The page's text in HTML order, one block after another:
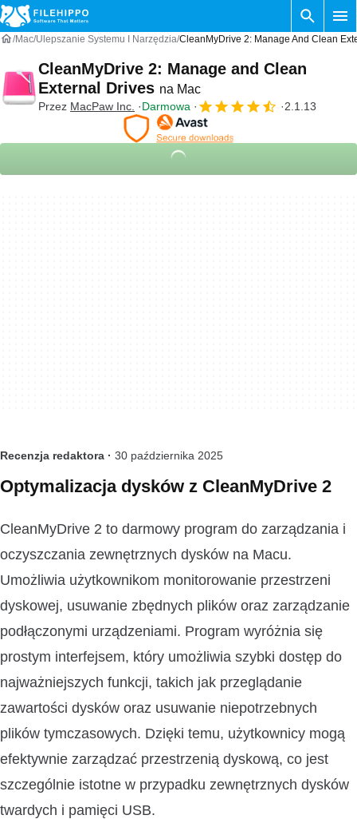
Mac Ulepszanie Systemu I Narzędzia CleanMyDrive 2: Manage And Clean
CleanMyDrive 2: Manage and Clean
External Drives na Mac
Przez MacPaw Inc. Darmowa 2.1.13
Recenzja redaktora · 30 października 2025
Optymalizacja dysków z CleanMyDrive 2
CleanMyDrive 2 to darmowy program do zarządzania i
oczyszczania zewnętrznych dysków na Macu.
Umożliwia użytkownikom monitorowanie przestrzeni
dyskowej, usuwanie zbędnych plików oraz zarządzanie
podłączonymi urządzeniami. Program wyróżnia się
prostym interfejsem, który umożliwia szybki dostęp do
najważniejszych funkcji, takich jak przeglądanie
zawartości dysków oraz usuwanie niepotrzebnych
plików tymczasowych. Dzięki temu, użytkownicy mogą
efektywnie zarządzać przestrzenią dyskową, co jest
szczególnie istotne w przypadku zewnętrznych dysków
twardych i pamięci USB.